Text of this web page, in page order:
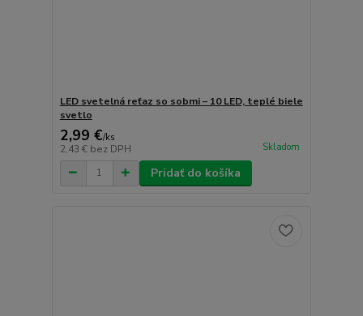
LED svetelná reťaz so sobmi – 10 LED, teplé biele
svetlo
2,99 €/ks
2,43 € bez DPH Skladom
Pridať do košíka